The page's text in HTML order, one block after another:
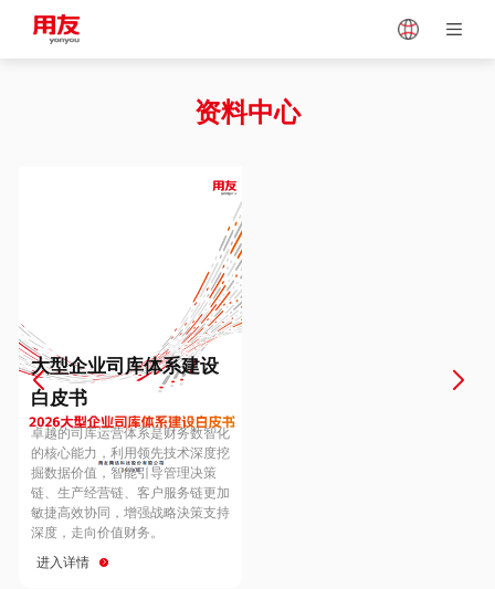
Vietnam
Europe
Hungary
Hong Kong
资料中心
大型企业司库体系建设
白皮书
卓越的司库运营体系是财务数智化
的核心能力，利用领先技术深度挖
掘数据价值，智能引导管理决策
链、生产经营链、客户服务链更加
敏捷高效协同，增强战略決策支持
深度，走向价值财务。
进入详情